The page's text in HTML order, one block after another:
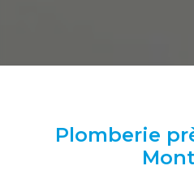
Plomberie